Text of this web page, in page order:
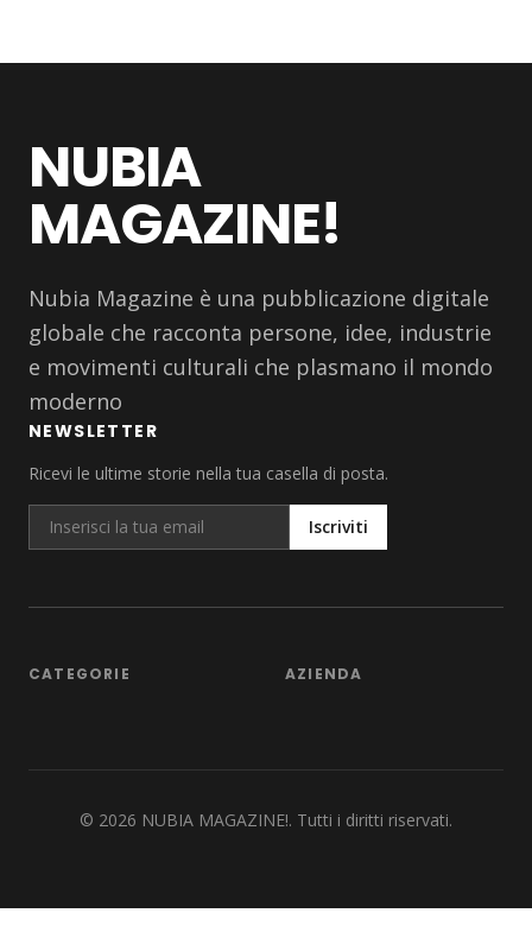
NUBIA
MAGAZINE!
Nubia Magazine è una pubblicazione digitale
globale che racconta persone, idee, industrie
e movimenti culturali che plasmano il mondo
moderno
NEWSLETTER
Ricevi le ultime storie nella tua casella di posta.
Iscriviti
CATEGORIE AZIENDA
© 2026 NUBIA MAGAZINE!. Tutti i diritti riservati.